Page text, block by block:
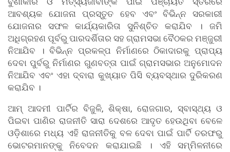
ଆବଶ୍ୟକ ଯୋଜନା ପ୍ରସ୍ତୁତ ହେବ ଏବଂ ବିଭିନ୍ନ ସରକାରୀ
ଯୋଜନାର ସଫଳ କାର୍ଯ୍ୟକାରିତା ସୁନିଶ୍ଚିତ କରାଯିବ । ଜମି
ଅଧିଗ୍ରହଣ ପୂର୍ବରୁ ପାରଦର୍ଶିତାର ସହ ଗ୍ରାମସଭା ବୈଠକର ମଞ୍ଜୁରୀ
ନିଆଯିବ । ବିଭିନ୍ନ ପ୍ରକଳ୍ପ ନିର୍ମାଣରେ ଠିକାଦାରକୁ ପ୍ରାପ୍ୟ
ଦେବା ପୁର୍ବରୁ ନିର୍ମାଣର ଗୁଣବତ୍ତା ପାଇଁ ଗ୍ରାମସଭାର ଅନୁମୋଦନ
ନିଆଯିବ ଏବଂ ଏହା ଦ୍ବାରା କୁଖ୍ୟାତ ପିସି ବ୍ୟବସ୍ଥାର ଦୁରିକରଣ
କରାଯିବ ।
ଆମ୍ ଆଦମୀ ପାର୍ଟିର ବିଜୁଳି, ଶିକ୍ଷା, ରୋଜଗାର, ସ୍ବାସ୍ଥ୍ୟ ଓ
ପିଇବା ପାଣିର ରାଜନୀତି ସାରା ଦେଶରେ ଆଦୃତ ହେଉଥିବା ବେଳେ
ଓଡ଼ିଶାରେ ମଧ୍ୟ ଏହି ରାଜନୀତିକୁ ବଳ ଦେବା ପାଇଁ ପାର୍ଟି ତରଫରୁ
ଭୋଟରମାନଙ୍କୁ ନିବେଦନ କରାଯାଇଛି । ଏହି ସମ୍ମିଳନୀରେ